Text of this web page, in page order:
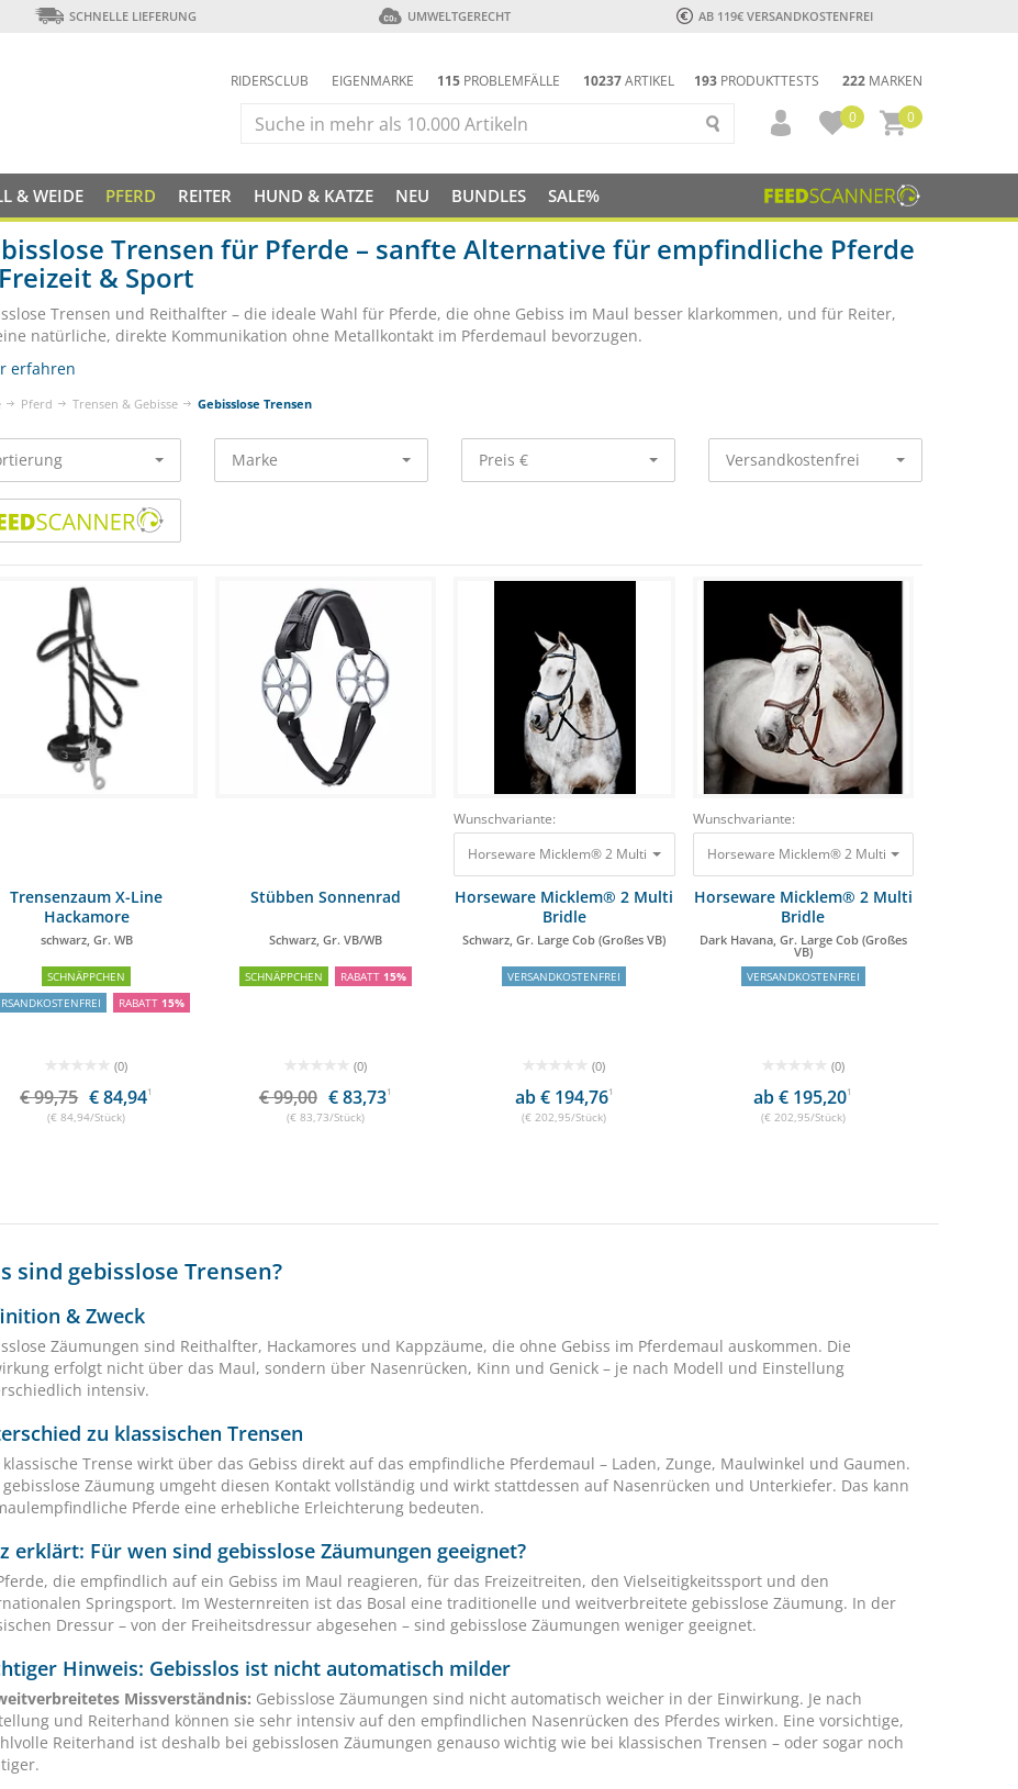
SCHNELLE LIEFERUNG UMWELTGERECHT AB 119€ VERSANDKOSTENFREI
193 PRODUKTTESTS 222 MARKEN
RIDERSCLUB EIGENMARKE 115 PROBLEMFÄLLE 10237ARTIKEL
0
0
& WEIDE PFERD REITER HUND & KATZE NEU BUNDLES SALE%
Trensen für Pferde – sanfte Alternative für empfindliche Pferde
& Sport
Trensen und Reithalfter – die ideale Wahl für Pferde, die ohne Gebiss im Maul besser klarkommen, und für Reiter,
natürliche, direkte Kommunikation ohne Metallkontakt im Pferdemaul bevorzugen.
erfahren
Pferd Trensen & Gebisse Gebisslose Trensen
Marke Preis € Versandkostenfrei
Trensenzaum X-Line
Hackamore
schwarz, Gr. WB
SCHNÄPPCHEN
RABATT 15%
(0)
€ 99,75 € 84,941
(€ 84,94/Stück)
Stübben Sonnenrad
Schwarz, Gr. VB/WB
SCHNÄPPCHEN RABATT 15%
(0)
€ 99,00 € 83,731
(€ 83,73/Stück)
Wunschvariante:
Horseware Micklem® 2 Multi Bridle Schwarz, Gr. Large Cob (Großes VB) 202,95 €
Horseware Micklem® 2 Multi
Bridle
Schwarz, Gr. Large Cob (Großes VB)
VERSANDKOSTENFREI
(0)
ab € 194,761
(€ 202,95/Stück)
Wunschvariante:
Horseware Micklem® 2 Multi Bridle Dark Havana,
Horseware Micklem® 2 Multi
Bridle
Dark Havana, Gr. Large Cob (Großes
VB)
VERSANDKOSTENFREI
(0)
ab € 195,201
(€ 202,95/Stück)
sind gebisslose Trensen?
& Zweck
Zäumungen sind Reithalfter, Hackamores und Kappzäume, die ohne Gebiss im Pferdemaul auskommen. Die
erfolgt nicht über das Maul, sondern über Nasenrücken, Kinn und Genick – je nach Modell und Einstellung
intensiv.
zu klassischen Trensen
klassische Trense wirkt über das Gebiss direkt auf das empfindliche Pferdemaul – Laden, Zunge, Maulwinkel und Gaumen.
gebisslose Zäumung umgeht diesen Kontakt vollständig und wirkt stattdessen auf Nasenrücken und Unterkiefer. Das kann
Pferde eine erhebliche Erleichterung bedeuten.
erklärt: Für wen sind gebisslose Zäumungen geeignet?
die empfindlich auf ein Gebiss im Maul reagieren, für das Freizeitreiten, den Vielseitigkeitssport und den
Springsport. Im Westernreiten ist das Bosal eine traditionelle und weitverbreitete gebisslose Zäumung. In der
Dressur – von der Freiheitsdressur abgesehen – sind gebisslose Zäumungen weniger geeignet.
Hinweis: Gebisslos ist nicht automatisch milder
Missverständnis: Gebisslose Zäumungen sind nicht automatisch weicher in der Einwirkung. Je nach
und Reiterhand können sie sehr intensiv auf den empfindlichen Nasenrücken des Pferdes wirken. Eine vorsichtige,
Reiterhand ist deshalb bei gebisslosen Zäumungen genauso wichtig wie bei klassischen Trensen – oder sogar noch